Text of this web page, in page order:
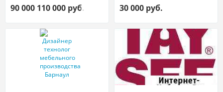
90 000 110 000 руб. 30 000 руб.